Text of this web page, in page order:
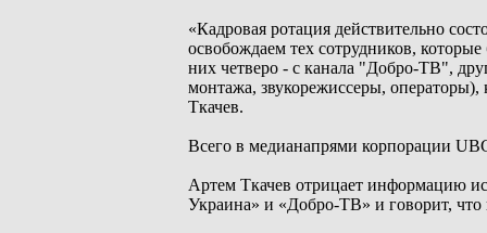
«Кадровая ротация действительно
освобождаем тех сотрудников,
них четверо - с канала "Добро-ТВ",
монтажа, звукорежиссеры,
Ткачев.
Всего в медианапрями корпорации
Артем Ткачев отрицает информацию
Украина» и «Добро-ТВ» и говорит, что